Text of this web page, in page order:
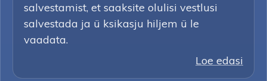
salvestamist, et saaksite olulisi vestlusi
salvestada ja ü ksikasju hiljem ü le
vaadata.
Loe edasi